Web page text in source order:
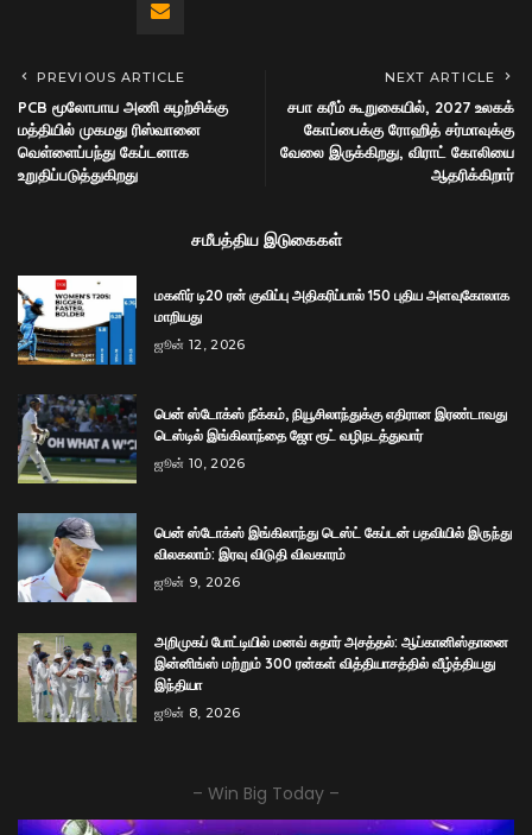
PREVIOUS ARTICLE
PCB மூலோபாய அணி சுழற்சிக்கு
மத்தியில் முகமது ரிஸ்வானை
வெள்ளைப்பந்து கேப்டனாக
உறுதிப்படுத்துகிறது
NEXT ARTICLE
சபா கரீம் கூறுகையில், 2027 உலகக்
கோப்பைக்கு ரோஹித் சர்மாவுக்கு
வேலை இருக்கிறது, விராட் கோலியை
ஆதரிக்கிறார்
சமீபத்திய இடுகைகள்
மகளிர் டி20 ரன் குவிப்பு அதிகரிப்பால் 150 புதிய அளவுகோலாக
மாறியது
ஜூன் 12, 2026
பென் ஸ்டோக்ஸ் நீக்கம், நியூசிலாந்துக்கு எதிரான இரண்டாவது
டெஸ்டில் இங்கிலாந்தை ஜோ ரூட் வழிநடத்துவார்
ஜூன் 10, 2026
பென் ஸ்டோக்ஸ் இங்கிலாந்து டெஸ்ட் கேப்டன் பதவியில் இருந்து
விலகலாம்: இரவு விடுதி விவகாரம்
ஜூன் 9, 2026
அறிமுகப் போட்டியில் மனவ் சுதார் அசத்தல்: ஆப்கானிஸ்தானை
இன்னிங்ஸ் மற்றும் 300 ரன்கள் வித்தியாசத்தில் வீழ்த்தியது
இந்தியா
ஜூன் 8, 2026
– Win Big Today –